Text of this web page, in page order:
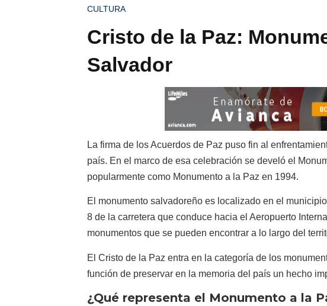
CULTURA
Cristo de la Paz:
Salvador
La firma de los Acuerdos de Paz puso fin al
país. En el marco de esa celebración se develó el
popularmente como Monumento a la Paz en 1994.
El monumento salvadoreño es localizado en el
8 de la carretera que conduce hacia el Aeropuerto
monumentos que se pueden encontrar a lo largo del
El Cristo de la Paz entra en la categoría de los
función de preservar en la memoria del país un hecho
¿Qué representa el Monumento a la